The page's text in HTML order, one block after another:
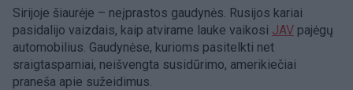
Sirijoje šiaurėje – neįprastos gaudynės. Rusijos kariai
pasidalijo vaizdais, kaip atvirame lauke vaikosi JAV pajėgų
automobilius. Gaudynėse, kurioms pasitelkti net
sraigtasparniai, neišvengta susidūrimo, amerikiečiai
praneša apie sužeidimus.